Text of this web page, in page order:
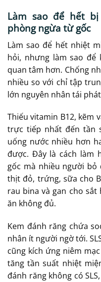
Làm sao để hết
phòng ngừa từ gốc
Làm sao để hết nhiệt
hỏi, nhưng làm sao để
quan tâm hơn. Chống
nhiều so với chỉ tập
lớn nguyên nhân tái
Thiếu vitamin B12, kẽm
trực tiếp nhất đến tần
uống nước nhiều hơn
được. Đây là cách làm
gốc mà nhiều người bỏ
thịt đỏ, trứng, sữa cho
rau bina và gan cho sắt
ăn không đủ.
Kem đánh răng chứa
nhân ít người ngờ tới.
cũng kích ứng niêm
tăng tần suất nhiệt
đánh răng không có